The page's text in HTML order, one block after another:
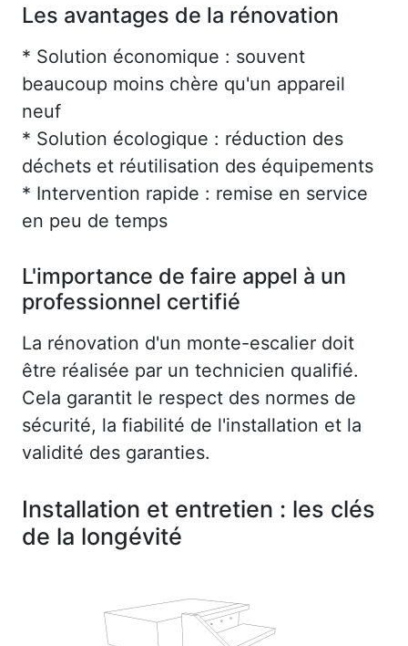
Les avantages de la rénovation
* Solution économique : souvent
beaucoup moins chère qu'un appareil
neuf
* Solution écologique : réduction des
déchets et réutilisation des équipements
* Intervention rapide : remise en service
en peu de temps
L'importance de faire appel à un
professionnel certifié
La rénovation d'un monte-escalier doit
être réalisée par un technicien qualifié.
Cela garantit le respect des normes de
sécurité, la fiabilité de l'installation et la
validité des garanties.
Installation et entretien : les clés
de la longévité